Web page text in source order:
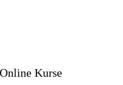
Online Kurse